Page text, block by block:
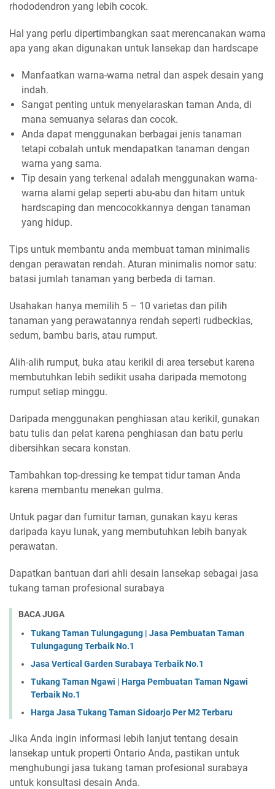
rhododendron yang lebih cocok.
Hal yang perlu dipertimbangkan saat merencanakan warna
apa yang akan digunakan untuk lansekap dan hardscape
Manfaatkan warna-warna netral dan aspek desain yang
indah.
Sangat penting untuk menyelaraskan taman Anda, di
mana semuanya selaras dan cocok.
Anda dapat menggunakan berbagai jenis tanaman
tetapi cobalah untuk mendapatkan tanaman dengan
warna yang sama.
Tip desain yang terkenal adalah menggunakan warna-
warna alami gelap seperti abu-abu dan hitam untuk
hardscaping dan mencocokkannya dengan tanaman
yang hidup.
Tips untuk membantu anda membuat taman minimalis
dengan perawatan rendah. Aturan minimalis nomor satu:
batasi jumlah tanaman yang berbeda di taman.
Usahakan hanya memilih 5 – 10 varietas dan pilih
tanaman yang perawatannya rendah seperti rudbeckias,
sedum, bambu baris, atau rumput.
Alih-alih rumput, buka atau kerikil di area tersebut karena
membutuhkan lebih sedikit usaha daripada memotong
rumput setiap minggu.
Daripada menggunakan penghiasan atau kerikil, gunakan
batu tulis dan pelat karena penghiasan dan batu perlu
dibersihkan secara konstan.
Tambahkan top-dressing ke tempat tidur taman Anda
karena membantu menekan gulma.
Untuk pagar dan furnitur taman, gunakan kayu keras
daripada kayu lunak, yang membutuhkan lebih banyak
perawatan.
Dapatkan bantuan dari ahli desain lansekap sebagai jasa
tukang taman profesional surabaya
BACA JUGA
Tukang Taman Tulungagung | Jasa Pembuatan Taman
Tulungagung Terbaik No.1
Jasa Vertical Garden Surabaya Terbaik No.1
Tukang Taman Ngawi | Harga Pembuatan Taman Ngawi
Terbaik No.1
Harga Jasa Tukang Taman Sidoarjo Per M2 Terbaru
Jika Anda ingin informasi lebih lanjut tentang desain
lansekap untuk properti Ontario Anda, pastikan untuk
menghubungi jasa tukang taman profesional surabaya
untuk konsultasi desain Anda.